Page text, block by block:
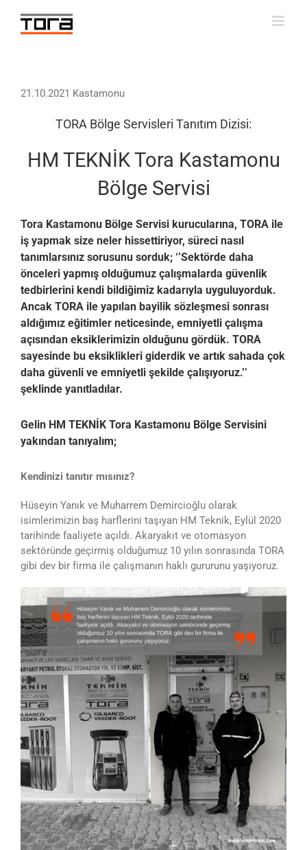
content
21.10.2021 Kastamonu
TORA Bölge Servisleri Tanıtım Dizisi:
HM TEKNİK Tora Kastamonu
Bölge Servisi
Tora Kastamonu Bölge Servisi kurucularına, TORA ile
iş yapmak size neler hissettiriyor, süreci nasıl
tanımlarsınız sorusunu sorduk; ‘’Sektörde daha
önceleri yapmış olduğumuz çalışmalarda güvenlik
tedbirlerini kendi bildiğimiz kadarıyla uyguluyorduk.
Ancak TORA ile yapılan bayilik sözleşmesi sonrası
aldığımız eğitimler neticesinde, emniyetli çalışma
açısından eksiklerimizin olduğunu gördük. TORA
sayesinde bu eksiklikleri giderdik ve artık sahada çok
daha güvenli ve emniyetli şekilde çalışıyoruz.’’
şeklinde yanıtladılar.
Gelin HM TEKNİK Tora Kastamonu Bölge Servisini
yakından tanıyalım;
Kendinizi tanıtır mısınız?
Hüseyin Yanık ve Muharrem Demircioğlu olarak
isimlerimizin baş harflerini taşıyan HM Teknik, Eylül 2020
tarihinde faaliyete açıldı. Akaryakıt ve otomasyon
sektöründe geçirmiş olduğumuz 10 yılın sonrasında TORA
gibi dev bir firma ile çalışmanın haklı gururunu yaşıyoruz.